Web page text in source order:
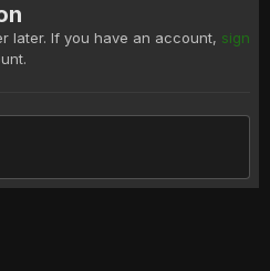
later. If you have an account, sign